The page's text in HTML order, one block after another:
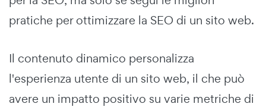
pratiche per ottimizzare la SEO di un sito web.
Il contenuto dinamico personalizza
l'esperienza utente di un sito web, il che può
avere un impatto positivo su varie metriche di